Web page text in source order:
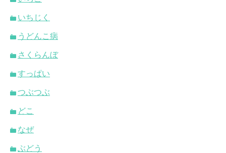
いちじく
うどんこ病
さくらんぼ
すっぱい
つぶつぶ
どこ
なぜ
ぶどう